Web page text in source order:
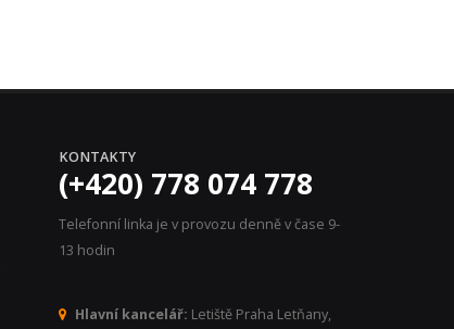
KONTAKTY
(+420) 778 074 778
Telefonní linka je v provozu denně v čase 9-
13 hodin
Hlavní kancelář: Letiště Praha Letňany,